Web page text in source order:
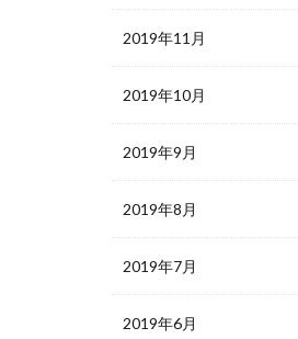
2019年11月
2019年10月
2019年9月
2019年8月
2019年7月
2019年6月